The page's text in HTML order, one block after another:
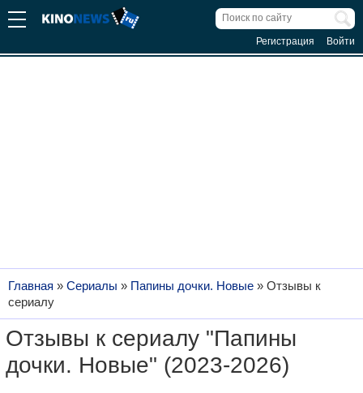
Регистрация Войти
Главная » Сериалы » Папины дочки. Новые » Отзывы к
сериалу
Отзывы к сериалу "Папины
дочки. Новые" (2023-2026)